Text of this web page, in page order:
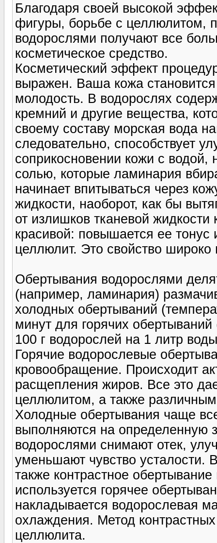
Благодаря своей высокой
фигуры, борьбе с целлюлитом,
водорослями получают все
косметическое средство.
Косметический эффект
выражен. Ваша кожа становится
молодость. В водорослях
кремний и другие вещества,
своему составу морская вода
следовательно, способствует
соприкосновении кожи с
солью, которые ламинария
начинает впитываться через
жидкости, наоборот, как бы
от излишков тканевой
красивой: повышается ее тонус
целлюлит. Это свойство широко
Обертывания водорослями
(например, ламинария)
холодных обертываний
минут для горячих
100 г водорослей на 1 литр
Горячие водорослевые
кровообращение. Происходит
расщепления жиров. Все это
целлюлитом, а также
Холодные обертывания чаще
выполняются на определенную
водорослями снимают отек,
уменьшают чувство усталости.
также контрастное
используется горячее
накладывается водорослевая
охлаждения. Метод
целлюлита.